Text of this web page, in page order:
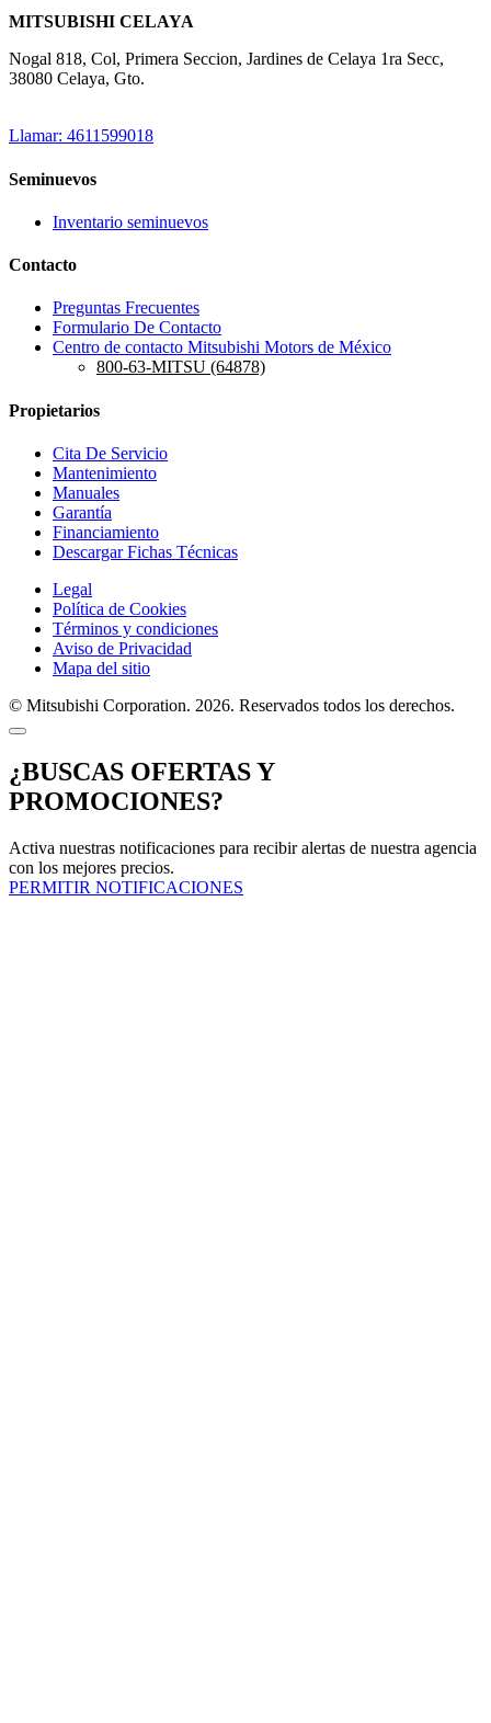
MITSUBISHI CELAYA
Nogal 818, Col, Primera Seccion, Jardines de Celaya 1ra Secc,
38080 Celaya, Gto.
Llamar: 4611599018
Seminuevos
Inventario seminuevos
Contacto
Preguntas Frecuentes
Formulario De Contacto
Centro de contacto Mitsubishi Motors de México
800-63-MITSU (64878)
Propietarios
Cita De Servicio
Mantenimiento
Manuales
Garantía
Financiamiento
Descargar Fichas Técnicas
Legal
Política de Cookies
Términos y condiciones
Aviso de Privacidad
Mapa del sitio
© Mitsubishi Corporation. 2026. Reservados todos los derechos.
¿BUSCAS OFERTAS Y
PROMOCIONES?
Activa nuestras notificaciones para recibir alertas de nuestra agencia
con los mejores precios.
PERMITIR NOTIFICACIONES